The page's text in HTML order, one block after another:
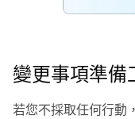
變更事項準備
若您不採取任何行動